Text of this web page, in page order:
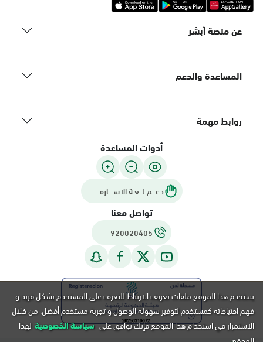
عن منصة أبشر
المساعدة والدعم
روابط مهمة
أدوات المساعدة
دعـــم لـــغـة الاشــــارة
تواصل معنا
920020405
يستخدم هذا الموقع ملفات تعريف الارتباط للتعرف على المستخدم بشكل فريد و
فهم احتياجاته كمستخدم لتوفير سهولة الوصول و تجربة مستخدم أفضل. من خلال
الاستمرار في استخدام هذا الموقع فإنك توافق على سياسة الخصوصية لهذا